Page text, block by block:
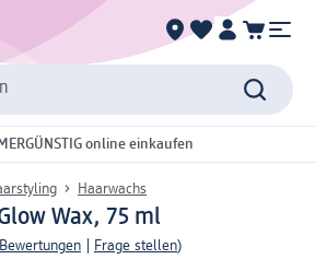
online einkaufen
Haarwachs
Wax, 75 ml
Frage stellen)